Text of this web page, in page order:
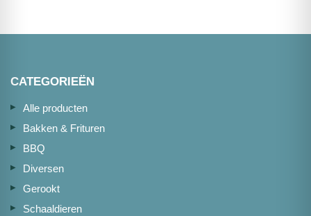
CATEGORIEËN
Alle producten
Bakken & Frituren
BBQ
Diversen
Gerookt
Schaaldieren